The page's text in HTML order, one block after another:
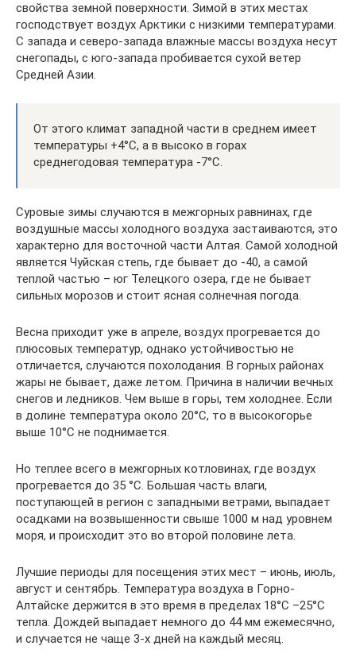
свойства земной поверхности. Зимой в этих местах
господствует воздух Арктики с низкими температурами.
С запада и северо-запада влажные массы воздуха несут
снегопады, с юго-запада пробивается сухой ветер
Средней Азии.
От этого климат западной части в среднем имеет
температуры +4°C, а в высоко в горах
среднегодовая температура -7°C.
Суровые зимы случаются в межгорных равнинах, где
воздушные массы холодного воздуха застаиваются, это
характерно для восточной части Алтая. Самой холодной
является Чуйская степь, где бывает до -40, а самой
теплой частью – юг Телецкого озера, где не бывает
сильных морозов и стоит ясная солнечная погода.
Весна приходит уже в апреле, воздух прогревается до
плюсовых температур, однако устойчивостью не
отличается, случаются похолодания. В горных районах
жары не бывает, даже летом. Причина в наличии вечных
снегов и ледников. Чем выше в горы, тем холоднее. Если
в долине температура около 20°C, то в высокогорье
выше 10°C не поднимается.
Но теплее всего в межгорных котловинах, где воздух
прогревается до 35 °C. Большая часть влаги,
поступающей в регион с западными ветрами, выпадает
осадками на возвышенности свыше 1000 м над уровнем
моря, и происходит это во второй половине лета.
Лучшие периоды для посещения этих мест – июнь, июль,
август и сентябрь. Температура воздуха в Горно-
Алтайске держится в это время в пределах 18°C –25°C
тепла. Дождей выпадает немного до 44 мм ежемесячно,
и случается не чаще 3-х дней на каждый месяц.